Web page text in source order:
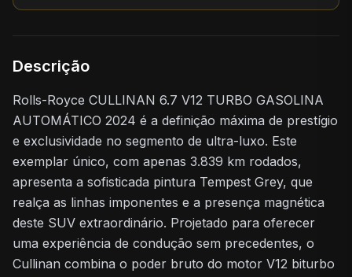
Descrição
Rolls-Royce CULLINAN 6.7 V12 TURBO GASOLINA
AUTOMÁTICO 2024 é a definição máxima de prestígio
e exclusividade no segmento de ultra-luxo. Este
exemplar único, com apenas 3.839 km rodados,
apresenta a sofisticada pintura Tempest Grey, que
realça as linhas imponentes e a presença magnética
deste SUV extraordinário. Projetado para oferecer
uma experiência de condução sem precedentes, o
Cullinan combina o poder bruto do motor V12 biturbo